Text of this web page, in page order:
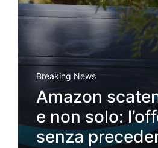
Breaking News
Amazon
e non solo:
senza